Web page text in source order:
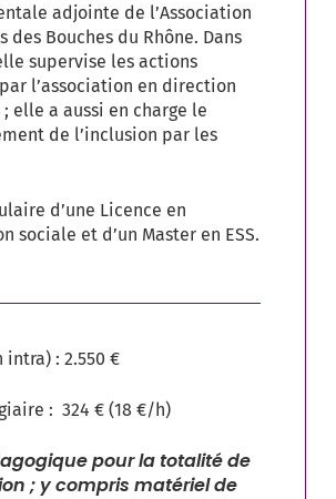
adjointe de l’Association
des Bouches du Rhône. Dans
supervise les actions
l’association en direction
elle a aussi en charge le
de l’inclusion par les
d’une Licence en
sociale et d’un Master en ESS.
intra) : 2.550 €
: 324 € (18 €/h)
pour la totalité de
; y compris matériel de